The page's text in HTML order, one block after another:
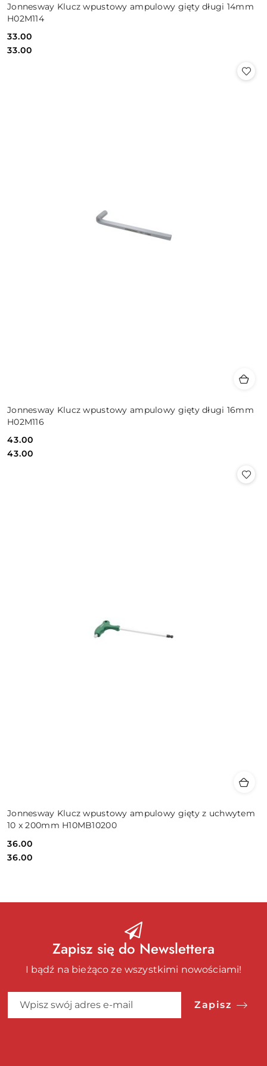
Jonnesway Klucz wpustowy ampulowy gięty długi 14mm
H02M114
Cena:
33.00
Cena:
33.00
Jonnesway Klucz wpustowy ampulowy gięty długi 16mm
H02M116
Cena:
43.00
Cena:
43.00
Jonnesway Klucz wpustowy ampulowy gięty z uchwytem
10 x 200mm H10MB10200
Cena:
36.00
Cena:
36.00
Zapisz się do Newslettera
I bądź na bieżąco ze wszystkimi nowościami!
Zapisz